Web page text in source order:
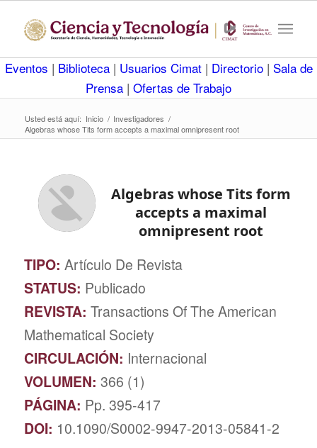
Eventos | Biblioteca | Usuarios Cimat | Directorio | Sala de
Prensa | Ofertas de Trabajo
Usted está aquí: Inicio / Investigadores /
Algebras whose Tits form accepts a maximal omnipresent root
Algebras whose Tits form
accepts a maximal
omnipresent root
TIPO: Artículo De Revista
STATUS: Publicado
REVISTA: Transactions Of The American
Mathematical Society
CIRCULACIÓN: Internacional
VOLUMEN: 366 (1)
PÁGINA: Pp. 395-417
DOI: 10.1090/S0002-9947-2013-05841-2